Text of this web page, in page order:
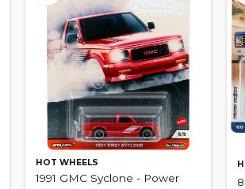
HOT WHEELS
1991 GMC Syclone - Power